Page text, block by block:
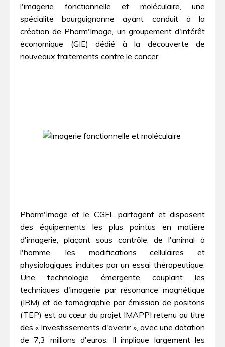
l'imagerie fonctionnelle et moléculaire, une
spécialité bourguignonne ayant conduit à la
création de Pharm'Image, un groupement d'intérêt
économique (GIE) dédié à la découverte de
nouveaux traitements contre le cancer.
Pharm'Image et le CGFL partagent et disposent
des équipements les plus pointus en matière
d'imagerie, plaçant sous contrôle, de l'animal à
l'homme, les modifications cellulaires et
physiologiques induites par un essai thérapeutique.
Une technologie émergente couplant les
techniques d'imagerie par résonance magnétique
(IRM) et de tomographie par émission de positons
(TEP) est au cœur du projet IMAPPI retenu au titre
des « Investissements d'avenir », avec une dotation
de 7,3 millions d'euros. Il implique largement les